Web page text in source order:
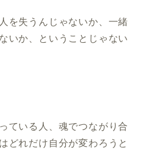
を失うんじゃないか、一緒
いか、ということじゃない
ている人、魂でつながり合
どれだけ自分が変わろうと